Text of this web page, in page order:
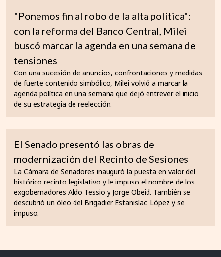
"Ponemos fin al robo de la alta política":
con la reforma del Banco Central, Milei
buscó marcar la agenda en una semana de
tensiones
Con una sucesión de anuncios, confrontaciones y medidas
de fuerte contenido simbólico, Milei volvió a marcar la
agenda política en una semana que dejó entrever el inicio
de su estrategia de reelección.
El Senado presentó las obras de
modernización del Recinto de Sesiones
La Cámara de Senadores inauguró la puesta en valor del
histórico recinto legislativo y le impuso el nombre de los
exgobernadores Aldo Tessio y Jorge Obeid. También se
descubrió un óleo del Brigadier Estanislao López y se
impuso.